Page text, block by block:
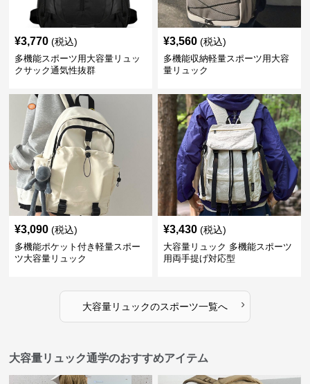
¥3,770 (税込)
多機能スポーツ用大容量リュッ
クサック通気性抜群
¥3,560 (税込)
多機能収納軽量スポーツ用大容
量リュック
¥3,090 (税込)
多機能ポケット付き軽量スポー
ツ大容量リュック
¥3,430 (税込)
大容量リュック 多機能スポーツ
用両手提げ対応型
大容量リュックのスポーツ一覧へ ›
大容量リュック通学のおすすめアイテム